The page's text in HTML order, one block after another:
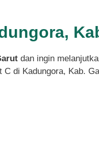
dan ingin
di Kadungora, Kab.